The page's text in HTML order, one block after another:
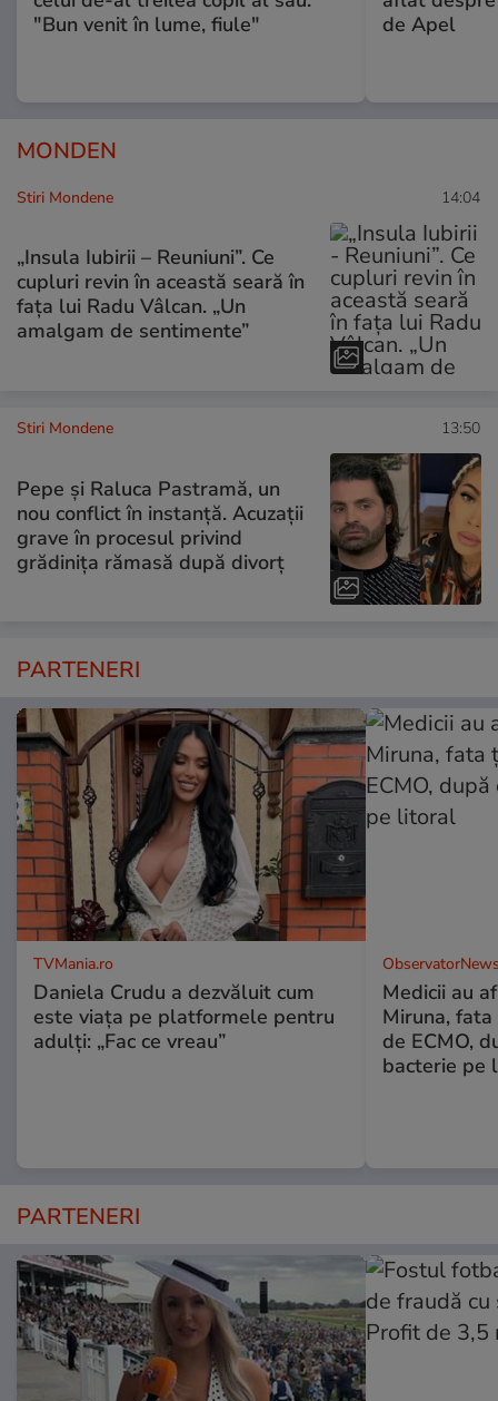
"Bun venit în lume, fiule"
de Apel
MONDEN
Stiri Mondene 14:04
„Insula Iubirii – Reuniuni”. Ce
cupluri revin în această seară în
fața lui Radu Vâlcan. „Un
amalgam de sentimente”
Stiri Mondene 13:50
Pepe și Raluca Pastramă, un
nou conflict în instanță. Acuzații
grave în procesul privind
grădinița rămasă după divorț
PARTENERI
TVMania.ro
Daniela Crudu a dezvăluit cum
este viața pe platformele pentru
adulți: „Fac ce vreau”
Medicii au
Miruna,
de ECMO,
bacterie pe
PARTENERI